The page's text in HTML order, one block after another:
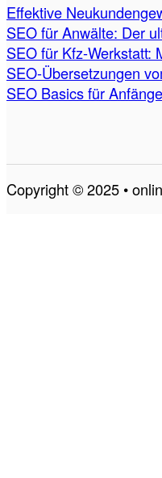
Effektive
SEO für Anwälte: Der
SEO für Kfz-Werkstatt:
SEO-Übersetzungen
SEO Basics für
Copyright © 2025 •